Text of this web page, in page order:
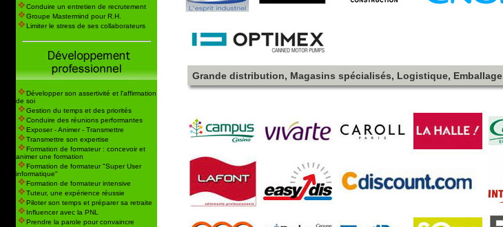
Conduire un entretien de recrutement
Groupe Mastermind pour R.H.
Limiter le stress de ses collaborateurs
Développer son assertivité et l'affirmation
de soi
Gestion du temps et des priorités
Conduire des réunions performantes
Exposer - Animer - Transmettre
Transmettre son expertise
Formation de formateur : concevoir et
animer une formation
Formation de formateur "Super User
informatique"
Formation de formateur intensive
Tuteur, une expérience réussie
Piloter son temps et préparer sa retraite
Influencer avec la PNL
Prendre la parole pour convaincre
Grande distribution, Magasins spécialisés, Logistique, Emballage